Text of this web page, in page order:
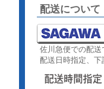
配送について
佐川急便での配送
配送日時指定、下